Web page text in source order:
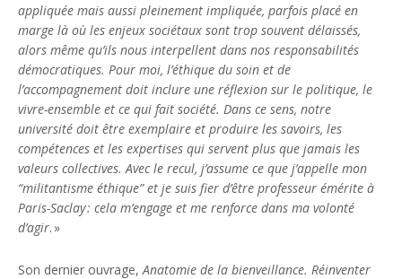
appliquée mais aussi pleinement impliquée, parfois placé en
marge là où les enjeux sociétaux sont trop souvent délaissés,
alors même qu’ils nous interpellent dans nos responsabilités
démocratiques. Pour moi, l’éthique du soin et de
l’accompagnement doit inclure une réflexion sur le politique, le
vivre-ensemble et ce qui fait société. Dans ce sens, notre
université doit être exemplaire et produire les savoirs, les
compétences et les expertises qui servent plus que jamais les
valeurs collectives. Avec le recul, j’assume ce que j’appelle mon
“militantisme éthique” et je suis fier d’être professeur émérite à
Paris-Saclay : cela m’engage et me renforce dans ma volonté
d’agir. »
Son dernier ouvrage, Anatomie de la bienveillance. Réinventer